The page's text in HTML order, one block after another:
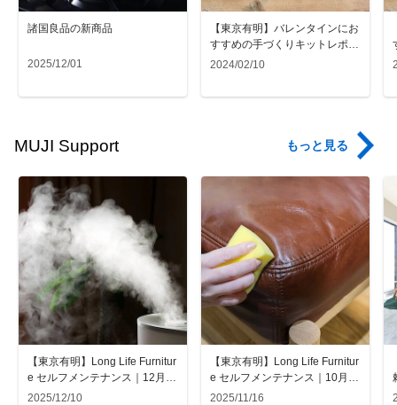
諸国良品の新商品
2025/12/01
【東京有明】バレンタインにお
すすめの手づくりキットレポー
ト＃2
2024/02/10
MUJI Support もっと見る
【東京有明】Long Life Furnitur
e セルフメンテナンス｜12月
【木製の家具】
2025/12/10
【東京有明】Long Life Furnitur
e セルフメンテナンス｜10月～
11月上旬【皮革ソファ】
2025/11/16